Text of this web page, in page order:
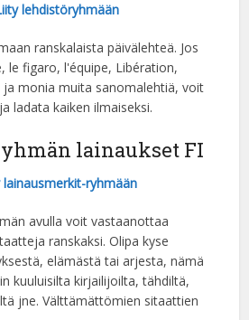
lehdistöryhmään
ranskalaista päivälehteä. Jos
le figaro, l'équipe, Libération,
ja monia muita sanomalehtiä, voit
ladata kaiken ilmaiseksi.
lainaukset FI
ryhmään
avulla voit vastaanottaa
ranskaksi. Olipa kyse
elämästä tai arjesta, nämä
kuuluisilta kirjailijoilta, tähdiltä,
jne. Välttämättömien sitaattien